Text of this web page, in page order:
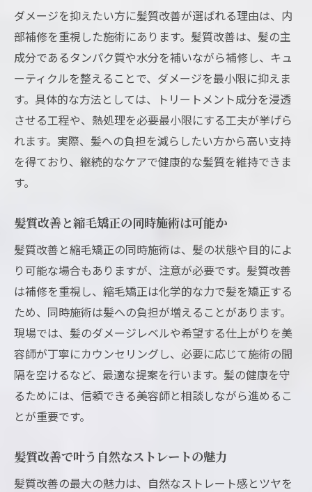
ダメージを抑えたい方に髪質改善が選ばれる理由は、内
部補修を重視した施術にあります。髪質改善は、髪の主
成分であるタンパク質や水分を補いながら補修し、キュ
ーティクルを整えることで、ダメージを最小限に抑えま
す。具体的な方法としては、トリートメント成分を浸透
させる工程や、熱処理を必要最小限にする工夫が挙げら
れます。実際、髪への負担を減らしたい方から高い支持
を得ており、継続的なケアで健康的な髪質を維持できま
す。
髪質改善と縮毛矯正の同時施術は可能か
髪質改善と縮毛矯正の同時施術は、髪の状態や目的によ
り可能な場合もありますが、注意が必要です。髪質改善
は補修を重視し、縮毛矯正は化学的な力で髪を矯正する
ため、同時施術は髪への負担が増えることがあります。
現場では、髪のダメージレベルや希望する仕上がりを美
容師が丁寧にカウンセリングし、必要に応じて施術の間
隔を空けるなど、最適な提案を行います。髪の健康を守
るためには、信頼できる美容師と相談しながら進めるこ
とが重要です。
髪質改善で叶う自然なストレートの魅力
髪質改善の最大の魅力は、自然なストレート感とツヤを